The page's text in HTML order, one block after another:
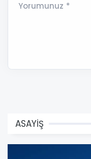
Yorumunuz *
ASAYİŞ